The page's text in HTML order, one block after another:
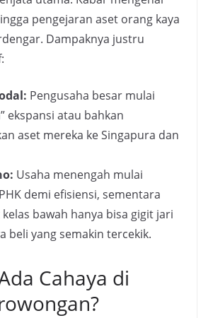
pengejaran aset orang kaya
Dampaknya justru
Pengusaha besar mulai
ekspansi atau bahkan
aset mereka ke Singapura dan
Usaha menengah mulai
demi efisiensi, sementara
bawah hanya bisa gigit jari
beli yang semakin tercekik.
Cahaya di